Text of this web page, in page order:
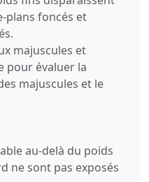
plans foncés et
majuscules et
pour évaluer la
majuscules et le
au-delà du poids
ne sont pas exposés